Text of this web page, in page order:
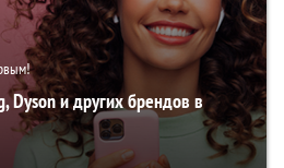
Dyson и других брендов в